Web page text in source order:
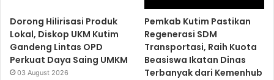
Dorong Hilirisasi Produk
Lokal, Diskop UKM Kutim
Gandeng Lintas OPD
Perkuat Daya Saing UMKM
03 August 2026
Pemkab Kutim Pastikan
Regenerasi SDM
Transportasi, Raih Kuota
Beasiswa Ikatan Dinas
Terbanyak dari Kemenhub